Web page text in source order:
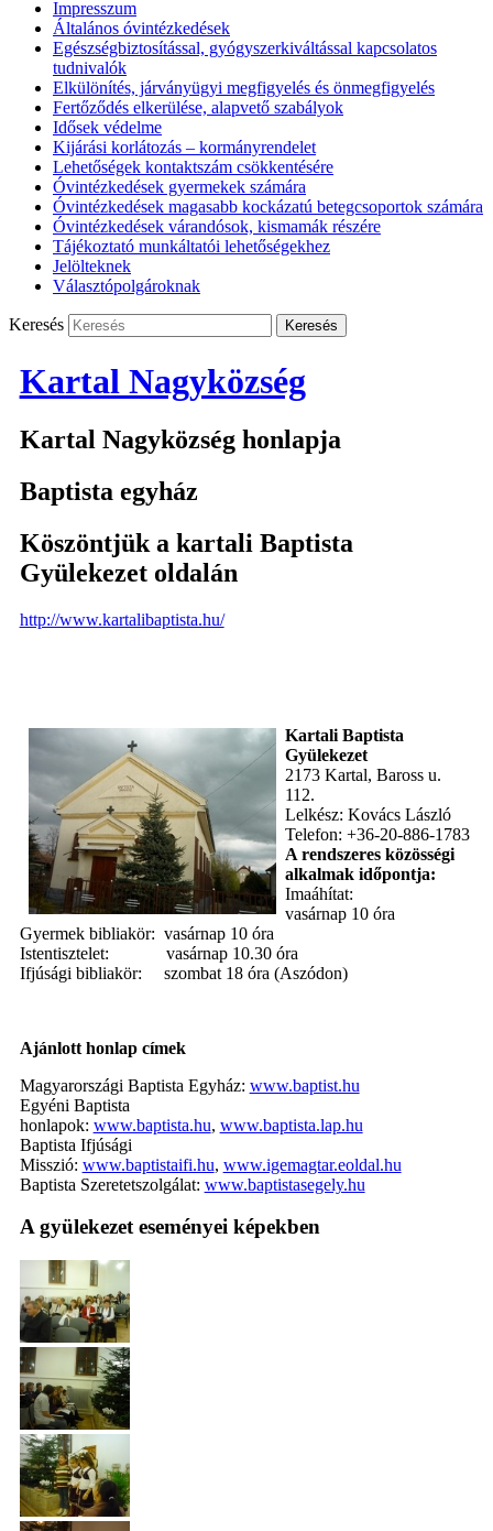
Impresszum
Általános óvintézkedések
Egészségbiztosítással, gyógyszerkiváltással kapcsolatos
tudnivalók
Elkülönítés, járványügyi megfigyelés és önmegfigyelés
Fertőződés elkerülése, alapvető szabályok
Idősek védelme
Kijárási korlátozás – kormányrendelet
Lehetőségek kontaktszám csökkentésére
Óvintézkedések gyermekek számára
Óvintézkedések magasabb kockázatú betegcsoportok számára
Óvintézkedések várandósok, kismamák részére
Tájékoztató munkáltatói lehetőségekhez
Jelölteknek
Választópolgároknak
Keresés
Kartal Nagyközség
Kartal Nagyközség honlapja
Baptista egyház
Köszöntjük a kartali Baptista
Gyülekezet oldalán
http://www.kartalibaptista.hu/
Kartali Baptista
Gyülekezet
2173 Kartal, Baross u.
112.
Lelkész: Kovács László
Telefon: +36-20-886-1783
A rendszeres közösségi
alkalmak időpontja:
Imaáhítat:
vasárnap 10 óra
Gyermek bibliakör: vasárnap 10 óra
Istentisztelet: vasárnap 10.30 óra
Ifjúsági bibliakör: szombat 18 óra (Aszódon)
Ajánlott honlap címek
Magyarországi Baptista Egyház: www.baptist.hu
Egyéni Baptista
honlapok: www.baptista.hu, www.baptista.lap.hu
Baptista Ifjúsági
Misszió: www.baptistaifi.hu, www.igemagtar.eoldal.hu
Baptista Szeretetszolgálat: www.baptistasegely.hu
A gyülekezet eseményei képekben